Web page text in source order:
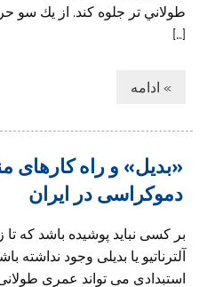
طولاني تر جلوه كند. از يك سو
[…]
» ادامه
«بدیل» و راه کارهای
دموکراسی در ایران
بر کسی نباید پوشیده باشد که تا
آلترناتیو یا بدیلی وجود نداشته
استبدادی می تواند عمری